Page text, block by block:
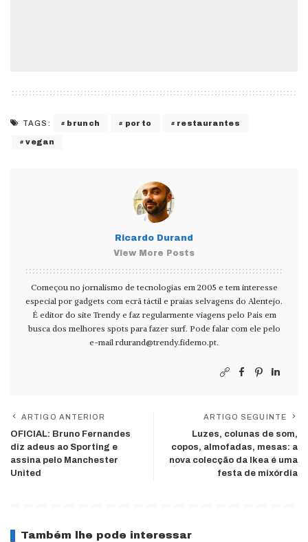
TAGS: brunch porto restaurantes
vegan
Ricardo Durand
View More Posts
Começou no jornalismo de tecnologias em 2005 e tem interesse
especial por gadgets com ecrã táctil e praias selvagens do Alentejo.
É editor do site Trendy e faz regularmente viagens pelo País em
busca dos melhores spots para fazer surf. Pode falar com ele pelo
e-mail rdurand@trendy.fidemo.pt.
ARTIGO ANTERIOR
OFICIAL: Bruno Fernandes
diz adeus ao Sporting e
assina pelo Manchester
United
ARTIGO SEGUINTE
Luzes, colunas de som,
copos, almofadas, mesas: a
nova colecção da Ikea é uma
festa de mixórdia
Também lhe pode interessar